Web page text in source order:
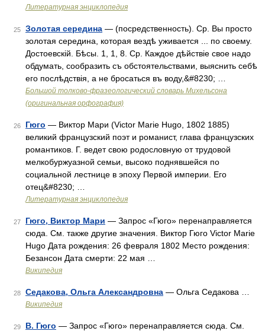
Литературная энциклопедия
25 Золотая середина — (посредственность). Ср. Вы просто
золотая середина, которая вездѣ уживается ... по своему.
Достоевскій. Бѣсы. 1, 1, 8. Ср. Каждое дѣйствіе свое надо
обдумать, сообразить съ обстоятельствами, выяснить себѣ
его послѣдствія, а не бросаться въ воду,&#8230; …
Большой толково-фразеологический словарь Михельсона
(оригинальная орфография)
26 Гюго — Виктор Мари (Victor Marie Hugo, 1802 1885)
великий французский поэт и романист, глава французских
романтиков. Г. ведет свою родословную от трудовой
мелкобуржуазной семьи, высоко поднявшейся по
социальной лестнице в эпоху Первой империи. Его
отец&#8230; …
Литературная энциклопедия
27 Гюго, Виктор Мари — Запрос «Гюго» перенаправляется
сюда. Cм. также другие значения. Виктор Гюго Victor Marie
Hugo Дата рождения: 26 февраля 1802 Место рождения:
Безансон Дата смерти: 22 мая …
Википедия
28 Седакова, Ольга Александровна — Ольга Седакова …
Википедия
29 В. Гюго — Запрос «Гюго» перенаправляется сюда. Cм.